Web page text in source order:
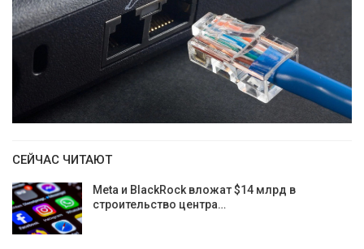
СЕЙЧАС ЧИТАЮТ
Meta и BlackRock вложат $14 млрд в
строительство центра…